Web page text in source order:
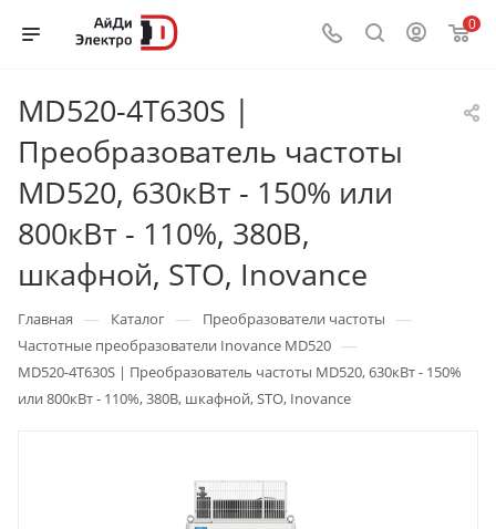
0
MD520-4T630S |
Преобразователь частоты
MD520, 630кВт - 150% или
800кВт - 110%, 380В,
шкафной, STO, Inovance
Главная — Каталог — Преобразователи частоты —
Частотные преобразователи Inovance MD520 —
MD520-4T630S | Преобразователь частоты MD520, 630кВт - 150%
или 800кВт - 110%, 380В, шкафной, STO, Inovance